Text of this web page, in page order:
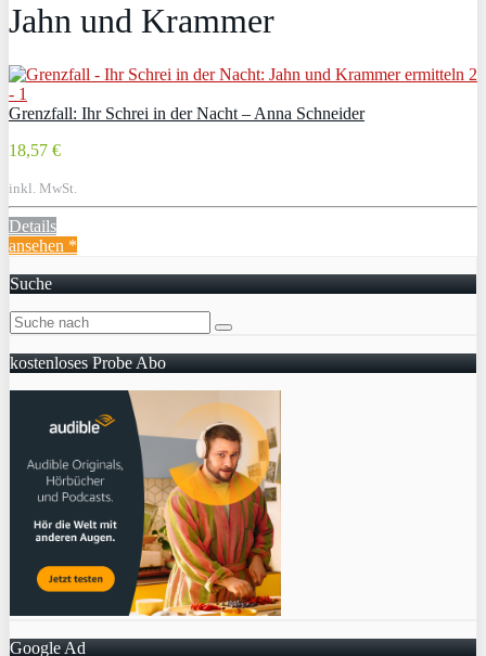
Jahn und Krammer
Grenzfall: Ihr Schrei in der Nacht – Anna Schneider
18,57 €
inkl. MwSt.
Details
ansehen *
Suche
kostenloses Probe Abo
Google Ad